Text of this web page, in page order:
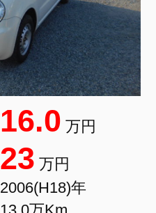
16.0 万円
23 万円
2006(H18)年